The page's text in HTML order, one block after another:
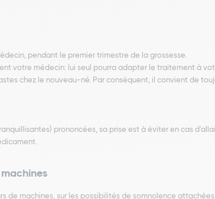
pendant le premier trimestre de la grossesse.
votre médecin: lui seul pourra adapter le traitement à
chez le nouveau-né. Par conséquent, il convient de
prononcées, sa prise est à éviter en cas
machines, sur les possibilités de somnolence